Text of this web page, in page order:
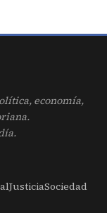
economía,
JusticiaSociedad